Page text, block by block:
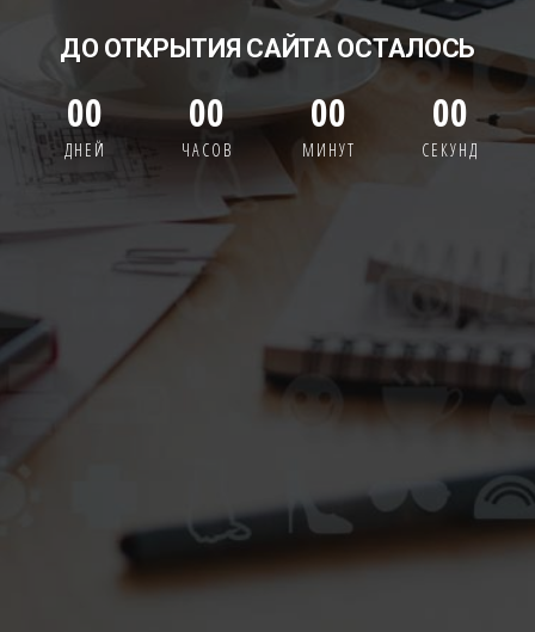
ДО ОТКРЫТИЯ САЙТА ОСТАЛОСЬ
00
ДНЕЙ
00
ЧАСОВ
00
МИНУТ
00
СЕКУНД